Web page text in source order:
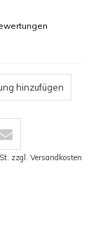
hinzufügen
zzgl. Versandkosten